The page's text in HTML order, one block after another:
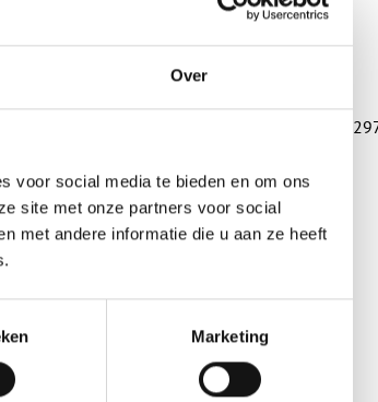
Over
voor social media te bieden en om ons
site met onze partners voor social
met andere informatie die u aan ze heeft
Marketing
testinstituut volgens de norm EN